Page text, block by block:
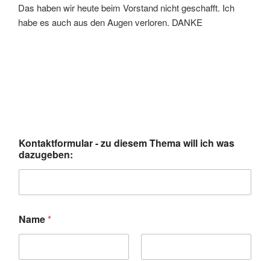
Das haben wir heute beim Vorstand nicht geschafft. Ich
habe es auch aus den Augen verloren. DANKE
Kontaktformular - zu diesem Thema will ich was
dazugeben:
Name*